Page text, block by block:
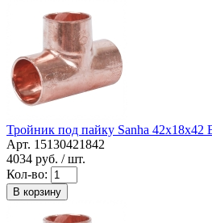
Тройник под пайку Sanha 42x18x42
Арт. 15130421842
4034 руб. / шт.
Кол-во:
В корзину